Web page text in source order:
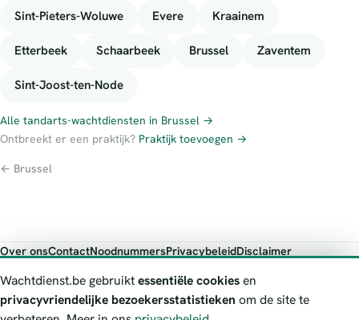
Sint-Pieters-Woluwe Evere Kraainem
Etterbeek Schaarbeek Brussel Zaventem
Sint-Joost-ten-Node
Alle tandarts-wachtdiensten in Brussel →
Ontbreekt er een praktijk? Praktijk toevoegen →
← Brussel
Over onsContactNoodnummersPrivacybeleidDisclaimer
Wachtdienst.be toont publieke wachtdienst-informatie ter oriëntatie.
Bij levensgevaar bel je altijd 112. Controleer altijd de actuele
Wachtdienst.be gebruiktessentiële cookiesen
privacyvriendelijke bezoekersstatistieken om de site te